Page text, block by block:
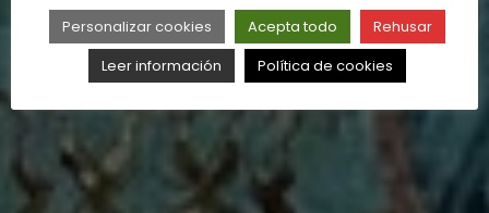
Personalizar cookies Acepta todo
Rehusar
Leer información
Política de cookies